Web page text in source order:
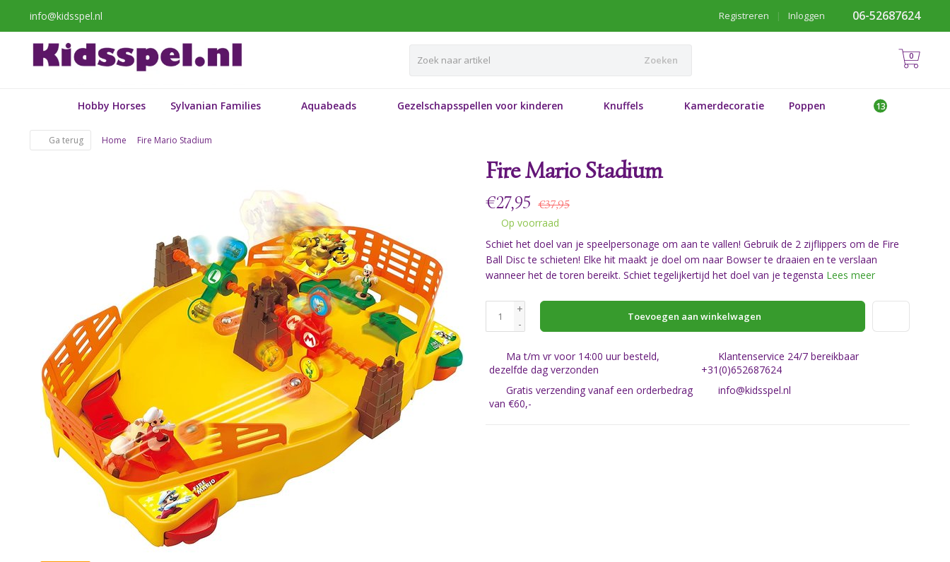
info@kidsspel.nl 06-52687624
Inloggen
|
Registreren
Zoeken 0
Hobby Horses Sylvanian Families Aquabeads Gezelschapsspellen voor kinderen Knuffels Kamerdecoratie Poppen
Ga terug Home Fire Mario Stadium
Fire Mario Stadium
€27,95 €37,95
Op voorraad
Schiet het doel van je speelpersonage om aan te vallen! Gebruik de 2 zijflippers om de Fire
Ball Disc te schieten! Elke hit maakt je doel om naar Bowser te draaien en te verslaan
wanneer het de toren bereikt. Schiet tegelijkertijd het doel van je tegensta Lees meer
+
-
Toevoegen aan winkelwagen
Ma t/m vr voor 14:00 uur besteld,
dezelfde dag verzonden
Klantenservice 24/7 bereikbaar
+31(0)652687624
Gratis verzending vanaf een orderbedrag
van €60,-
info@kidsspel.nl